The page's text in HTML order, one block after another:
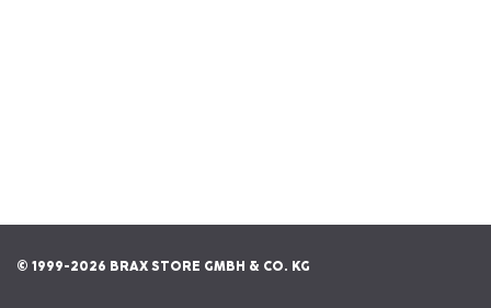
© 1999-2026 BRAX STORE GMBH & CO. KG